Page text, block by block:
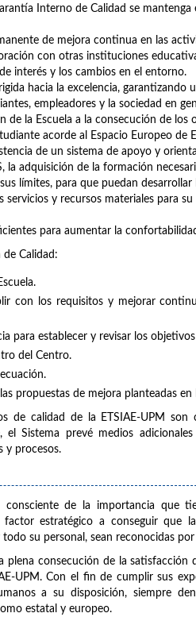
Interno de Calidad se
de mejora continua en las
con otras instituciones
interés y los cambios en el entorno.
hacia la excelencia, garantizando
empleadores y la sociedad en
de la Escuela a la consecución de los
acorde al Espacio Europeo de
de un sistema de apoyo y
la adquisición de la formación
límites, para que puedan
servicios y recursos materiales para
para aumentar la
de Calidad:
con los requisitos y mejorar
para establecer y revisar los
del Centro.
propuestas de mejora planteadas en
de calidad de la ETSIAE-UPM
Sistema prevé medios
y procesos.
consciente de la importancia que
estratégico a conseguir que
su personal, sean reconocidas
plena consecución de la
UPM. Con el fin de cumplir sus
a su disposición, siempre
estatal y europeo.